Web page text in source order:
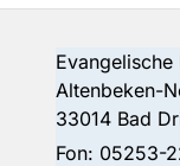
Altenbeken-
33014 Bad
Fon: 05253-